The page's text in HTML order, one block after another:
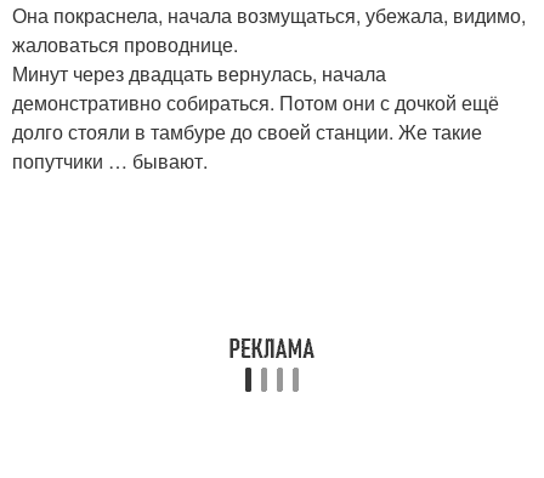
Она покраснела, начала возмущаться, убежала, видимо,
жаловаться проводнице.
Минут через двадцать вернулась, начала
демонстративно собираться. Потом они с дочкой ещё
долго стояли в тамбуре до своей станции. Же такие
попутчики … бывают.